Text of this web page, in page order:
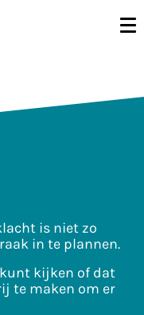
is niet zo
in te plannen.
kijken of dat
te maken om er